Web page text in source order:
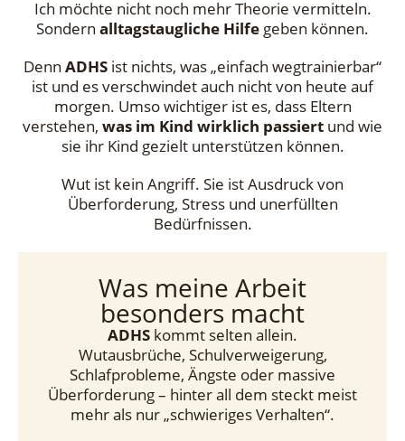
Ich möchte nicht noch mehr Theorie vermitteln.
Sondern alltagstaugliche Hilfe geben können.
Denn ADHS ist nichts, was „einfach wegtrainierbar“
ist und es verschwindet auch nicht von heute auf
morgen. Umso wichtiger ist es, dass Eltern
verstehen, was im Kind wirklich passiert und wie
sie ihr Kind gezielt unterstützen können.
Wut ist kein Angriff. Sie ist Ausdruck von
Überforderung, Stress und unerfüllten
Bedürfnissen.
Was meine Arbeit
besonders macht
ADHS kommt selten allein.
Wutausbrüche, Schulverweigerung,
Schlafprobleme, Ängste oder massive
Überforderung – hinter all dem steckt meist
mehr als nur „schwieriges Verhalten“.